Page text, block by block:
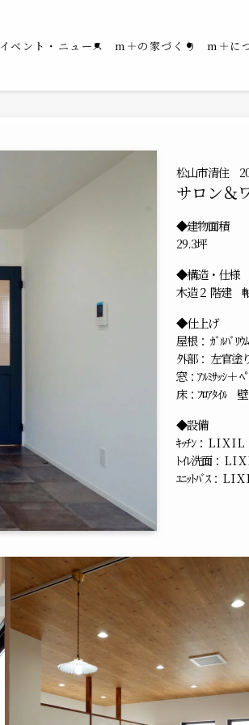
イベント・ニュース m＋の家づくり m＋に
松山市清住
サロン＆
◆建物面積
29.3坪
◆構造・仕様
木造２ 階建
◆仕上げ
屋根： ｶﾞﾙﾊﾞﾘ
外部： 左官塗
窓：ｱﾙﾐｻｯｼ＋ ﾍ
床：ﾌﾛｱﾀｲﾙ
◆設備
ｷｯﾁﾝ： L I X I L
ﾄｲﾚ洗面： L I
ﾕﾆｯﾄﾊﾞｽ： L I X